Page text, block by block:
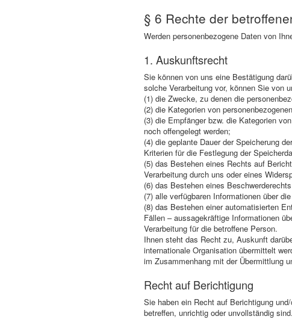
§ 6 Rechte der
Werden personenbezogene Daten von
1. Auskunftsrecht
Sie können von uns eine Bestätigung
solche Verarbeitung vor, können Sie von
(1) die Zwecke, zu denen die
(2) die Kategorien von
(3) die Empfänger bzw. die Kategorien
noch offengelegt werden;
(4) die geplante Dauer der Speicherung
Kriterien für die Festlegung der
(5) das Bestehen eines Rechts auf
Verarbeitung durch uns oder eines
(6) das Bestehen eines
(7) alle verfügbaren Informationen über
(8) das Bestehen einer automatisierten
Fällen – aussagekräftige Informationen
Verarbeitung für die betroffene Person.
Ihnen steht das Recht zu, Auskunft
internationale Organisation übermittelt
im Zusammenhang mit der Übermittlung
Recht auf Berichtigung
Sie haben ein Recht auf Berichtigung
betreffen, unrichtig oder unvollständig